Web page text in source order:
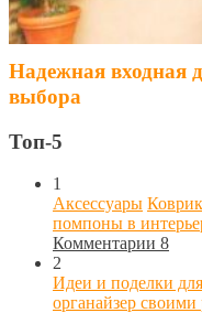
Надежная входная
выбора
Топ-5
1
Аксессуары
помпоны в
Комментарии 8
2
Идеи и поделки
органайзер своими